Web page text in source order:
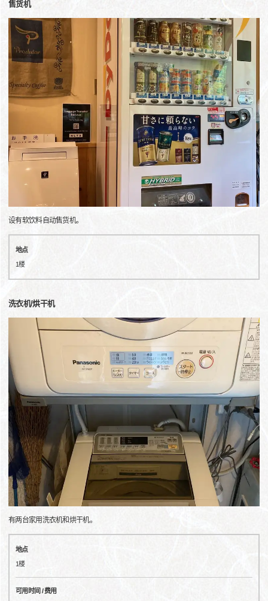
售货机
设有软饮料自动售货机。
地点
1楼
洗衣机/烘干机
有两台家用洗衣机和烘干机。
地点
1楼
可用时间 / 费用